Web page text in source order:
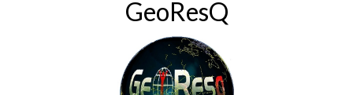
GeoResQ